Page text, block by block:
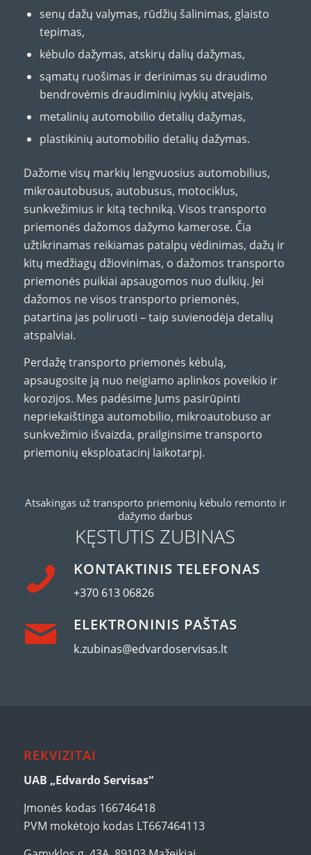
senų dažų valymas, rūdžių šalinimas, glaisto
tepimas,
kėbulo dažymas, atskirų dalių dažymas,
sąmatų ruošimas ir derinimas su draudimo
bendrovėmis draudiminių įvykių atvejais,
metalinių automobilio detalių dažymas,
plastikinių automobilio detalių dažymas.
Dažome visų markių lengvuosius automobilius,
mikroautobusus, autobusus, motociklus,
sunkvežimius ir kitą techniką. Visos transporto
priemonės dažomos dažymo kamerose. Čia
užtikrinamas reikiamas patalpų vėdinimas, dažų ir
kitų medžiagų džiovinimas, o dažomos transporto
priemonės puikiai apsaugomos nuo dulkių. Jei
dažomos ne visos transporto priemonės,
patartina jas poliruoti – taip suvienodėja detalių
atspalviai.
Perdažę transporto priemonės kėbulą,
apsaugosite ją nuo neigiamo aplinkos poveikio ir
korozijos. Mes padėsime Jums pasirūpinti
nepriekaištinga automobilio, mikroautobuso ar
sunkvežimio išvaizda, prailginsime transporto
priemonių eksploatacinį laikotarpį.
Atsakingas už transporto priemonių kėbulo remonto ir
dažymo darbus
KĘSTUTIS ZUBINAS
KONTAKTINIS TELEFONAS
+370 613 06826
ELEKTRONINIS PAŠTAS
k.zubinas@edvardoservisas.lt
REKVIZITAI
UAB „Edvardo Servisas“
Įmonės kodas 166746418
PVM mokėtojo kodas LT667464113